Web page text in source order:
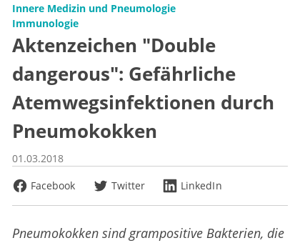
Innere Medizin und Pneumologie
Immunologie
Aktenzeichen "Double
dangerous": Gefährliche
Atemwegsinfektionen durch
Pneumokokken
01.03.2018
Facebook
Twitter LinkedIn
Pneumokokken sind grampositive Bakterien, die